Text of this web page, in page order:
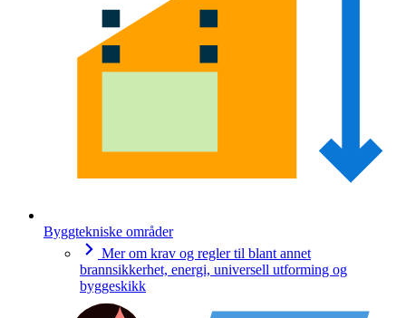
Byggtekniske områder
Mer om krav og regler til blant annet
brannsikkerhet, energi, universell utforming og
byggeskikk